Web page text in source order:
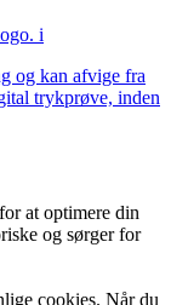
i
og kan afvige fra
trykprøve, inden
at optimere din
og sørger for
cookies. Når du